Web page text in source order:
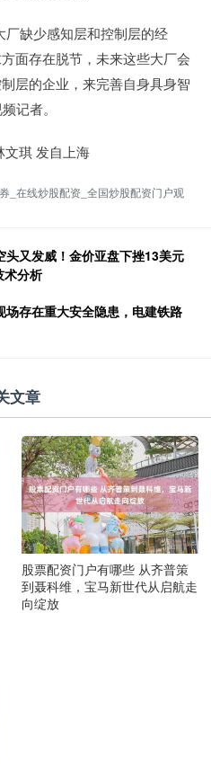
厂缺少感知层和控制层的经
面存在脱节，未来这些大厂会
层的企业，来完善自身具身智
记者。
文琪 发自上海
_在线炒股配资_全国炒股配资门户观
头又发威！金价亚盘下挫13美元
术分析
场存在重大安全隐患，电建铁路
文章
股票配资门户有哪些 从齐普策
到聂科维，宝马新世代从启航走
向绽放